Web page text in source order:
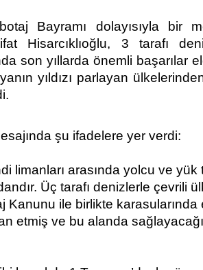
Bayramı dolayısıyla bir
Hisarcıklıoğlu, 3 tarafı
son yıllarda önemli başarılar
yıldızı parlayan
şu ifadelere yer verdi:
limanları arasında yolcu ve yük
Üç tarafı denizlerle çevrili
Kanunu ile birlikte
ilan etmiş ve bu alanda